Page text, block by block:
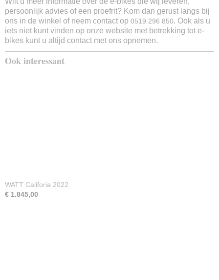
persoonlijk advies of een proefrit? Kom dan gerust langs bij
ons in de winkel of neem contact op 0519 296 850. Ook als u
iets niet kunt vinden op onze website met betrekking tot e-
bikes kunt u altijd contact met ons opnemen.
Ook interessant
WATT Califoria 2022
€ 1.845,00